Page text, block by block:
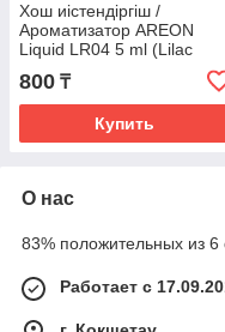
Хош иістендіргіш /
Ароматизатор AREON
Liquid LR04 5 ml (Lilac
капсула)
800 ₸
Купить
О нас
83% положительных из 6
Работает с